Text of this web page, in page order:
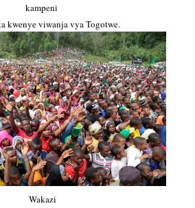
kampeni
kwenye viwanja vya Togotwe.
Wakazi